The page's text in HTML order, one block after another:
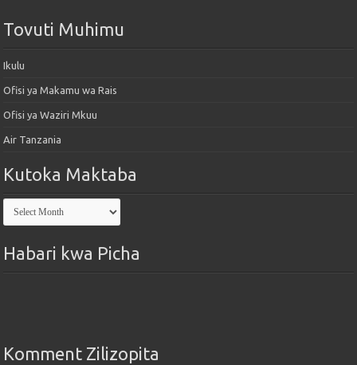
Tovuti Muhimu
Ikulu
Ofisi ya Makamu wa Rais
Ofisi ya Waziri Mkuu
Air Tanzania
Kutoka Maktaba
Kutoka
Maktaba
Habari kwa Picha
Komment Zilizopita